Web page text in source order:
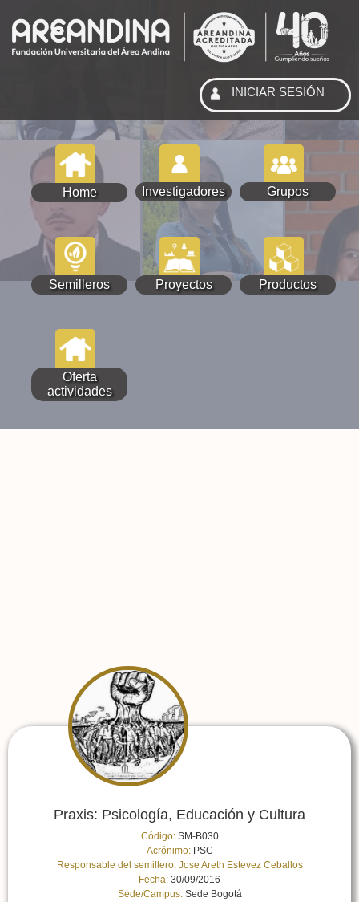
Home Investigadores Grupos
Semilleros Proyectos Productos
Oferta
actividades
INICIAR SESIÓN
Praxis: Psicología, Educación y Cultura
Código:SM-B030
Acrónimo:PSC
Responsable del semillero: Jose Areth Estevez Ceballos
Fecha: 30/09/2016
Sede/Campus:Sede Bogotá